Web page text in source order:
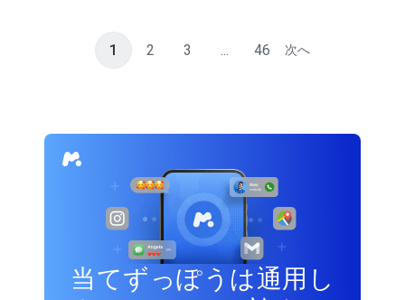
1 2 3 ... 46 次へ
当てずっぽうは通用し